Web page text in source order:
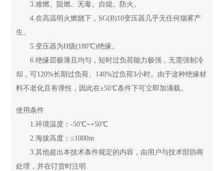
3.难燃、阻燃、无毒、自熄、防火。
4.在高温明火燃烧下，SG(B)10变压器几乎无任何烟雾产
生。
5.变压器为H级(180℃)绝缘。
6.绝缘层极薄且均匀，短时过负荷能力极强，无需强制冷
却，可120%长期过负荷、140%过负荷3小时。由于这种绝缘材
料不老化且有弹性，因此在±50℃条件下可立即加满载。
使用条件
1.环境温度：-50℃~+50℃
2.海拔高度：≤1000m
3.其他超出本技术条件规定的内容，由用户与技术部协商
处理，并在订货时注明